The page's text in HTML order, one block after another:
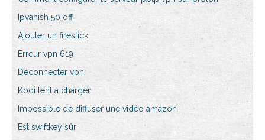
Ipvanish 50 off
Ajouter un firestick
Erreur vpn 619
Déconnecter vpn
Kodi lent à charger
Impossible de diffuser une vidéo amazon
Est swiftkey sûr